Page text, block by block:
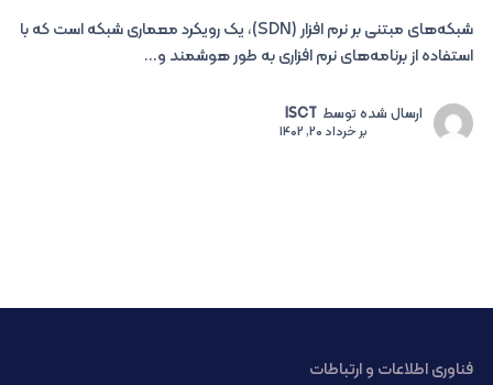
شبکه‌های مبتنی بر نرم افزار (SDN)، یک رویکرد معماری شبکه است که با
استفاده از برنامه‌های نرم افزاری به طور هوشمند و...
ارسال شده توسط ISCT
برخرداد 20, 1402
فناوری اطلاعات و ارتباطات